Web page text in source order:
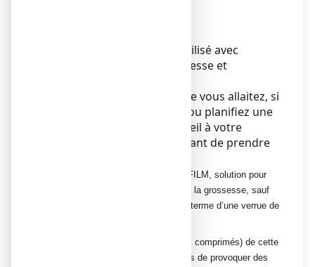
Ce médicament doit être utilisé avec
prudence pendant la grossesse et
Si vous êtes enceinte ou que vous allaitez, si
vous pensez être enceinte ou planifiez une
grossesse, demandez conseil à votre
médecin ou pharmacien avant de prendre
Vous ne devez pas utiliser VERRUFILM, solution pour
application locale en flacon pendant la grossesse, sauf
pour le traitement unique et à court terme d’une verrue de
Les formes orales (par exemple, les comprimés) de cette
classe de produits sont susceptibles de provoquer des